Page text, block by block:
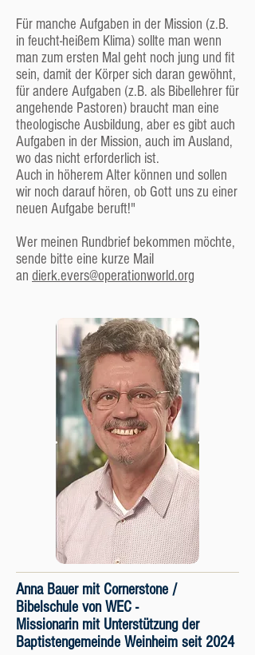
Die Jugendreferentin
Als weiteren hauptamtlichen Mitarbeiter hat
unsere Gemeinde eineJugendreferentin, die
für die Angebote für Jugendliche zuständig ist
und sich um die Jugendlichen in der Gemeinde
kümmert und für sie Ansprechpartner ist.
Auch sie ist Mitglied der Gemeindeleitung.
Die Diakone
Wie oben erwähnt heißen die Arbeitsbereiche
in unserer Gemeinde „Diakonate“ und die
gewählten Leiter dieser Arbeitsbereiche
die Aufgaben und die anderen Mitarbeiter ihrer
Diakonate.
Für manche Aufgaben in der Mission (z.B.
in feucht-heißem Klima) sollte man wenn
man zum ersten Mal geht noch jung und fit
sein, damit der Körper sich daran gewöhnt,
für andere Aufgaben (z.B. als Bibellehrer für
angehende Pastoren) braucht man eine
theologische Ausbildung, aber es gibt auch
Aufgaben in der Mission, auch im Ausland,
wo das nicht erforderlich ist.
Auch in höherem Alter können und sollen
wir noch darauf hören, ob Gott uns zu einer
neuen Aufgabe beruft!"
Wer meinen Rundbrief bekommen möchte,
sende bitte eine kurze Mail
an dierk.evers@operationworld.org
Anna Bauer mit Cornerstone /
Bibelschule von WEC -
Missionarin mit Unterstützung der
Baptistengemeinde Weinheim seit 2024